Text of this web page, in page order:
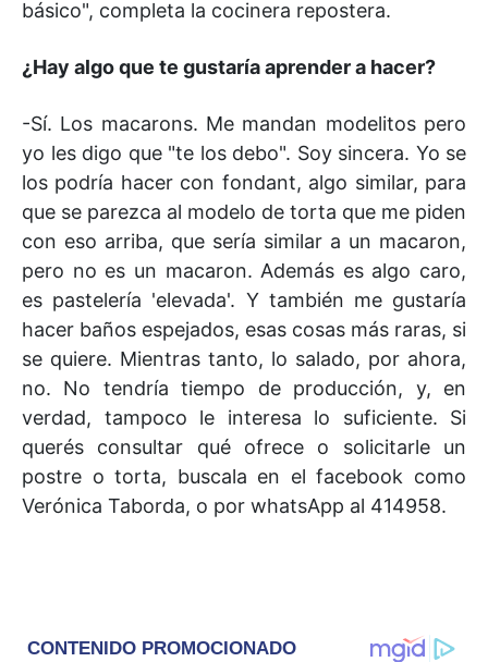
básico", completa la cocinera repostera.
¿Hay algo que te gustaría aprender a hacer?
-Sí. Los macarons. Me mandan modelitos pero
yo les digo que "te los debo". Soy sincera. Yo se
los podría hacer con fondant, algo similar, para
que se parezca al modelo de torta que me piden
con eso arriba, que sería similar a un macaron,
pero no es un macaron. Además es algo caro,
es pastelería 'elevada'. Y también me gustaría
hacer baños espejados, esas cosas más raras, si
se quiere. Mientras tanto, lo salado, por ahora,
no. No tendría tiempo de producción, y, en
verdad, tampoco le interesa lo suficiente. Si
querés consultar qué ofrece o solicitarle un
postre o torta, buscala en el facebook como
Verónica Taborda, o por whatsApp al 414958.